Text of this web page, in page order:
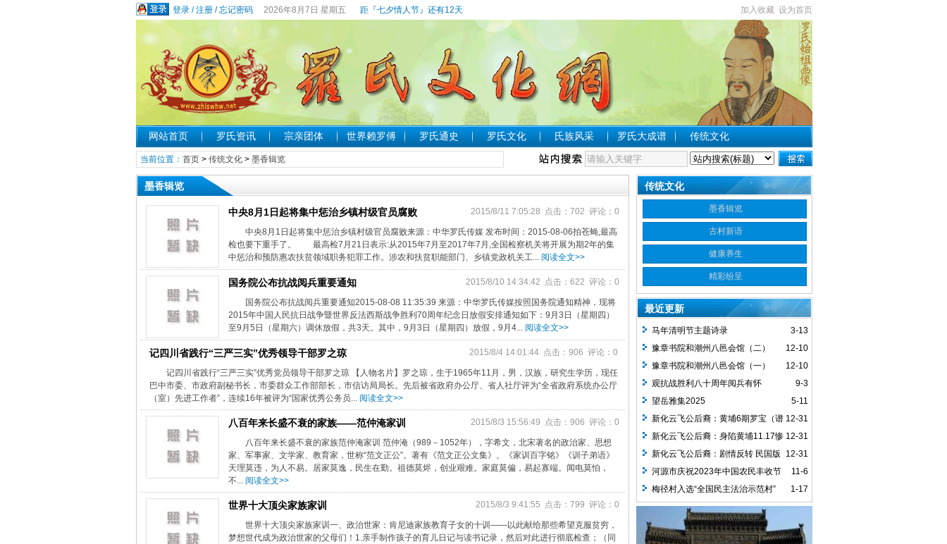
登录/注册/忘记密码 2026年8月7日 星期五 距『七夕情人节』还有12天 加入收藏 设为首页
网站首页 罗氏资讯 宗亲团体 世界赖罗傅 罗氏通史 罗氏文化 氏族风采 罗氏大成谱 传统文化
当前位置： 首页> 传统文化> 墨香辑览
墨香辑览
2015/8/11 7:05:28 点击：702 评论：0
中央8月1日起将集中惩治乡镇村级官员腐败
中央8月1日起将集中惩治乡镇村级官员腐败来源：中华罗氏传媒 发布时间：2015-08-06拍苍蝇,最高
检也要下重手了。 最高检7月21日表示:从2015年7月至2017年7月,全国检察机关将开展为期2年的集
中惩治和预防惠农扶贫领域职务犯罪工作。涉农和扶贫职能部门、乡镇党政机关工... 阅读全文>>
2015/8/10 14:34:42 点击：622 评论：0
国务院公布抗战阅兵重要通知
国务院公布抗战阅兵重要通知2015-08-08 11:35:39 来源：中华罗氏传媒按照国务院通知精神，现将
2015年中国人民抗日战争暨世界反法西斯战争胜利70周年纪念日放假安排通知如下：9月3日（星期四）
至9月5日（星期六）调休放假，共3天。其中，9月3日（星期四）放假，9月4... 阅读全文>>
2015/8/4 14:01:44 点击：906 评论：0
记四川省践行“三严三实”优秀领导干部罗之琼
记四川省践行“三严三实”优秀党员领导干部罗之琼 【人物名片】罗之琼，生于1965年11月，男，汉族，研究生学历，现任
巴中市委、市政府副秘书长，市委群众工作部部长，市信访局局长。先后被省政府办公厅、省人社厅评为“全省政府系统办公厅
（室）先进工作者”，连续16年被评为“国家优秀公务员... 阅读全文>>
2015/8/3 15:56:49 点击：906 评论：0
八百年来长盛不衰的家族——范仲淹家训
八百年来长盛不衰的家族范仲淹家训 范仲淹（989－1052年），字希文，北宋著名的政治家、思想
家、军事家、文学家、教育家，世称“范文正公”。著有《范文正公文集》。《家训百字铭》《训子弟语》
天理莫违，为人不易。居家莫逸，民生在勤。祖德莫烬，创业艰难。家庭莫偏，易起寡端。闻电莫怕，
不... 阅读全文>>
2015/8/3 9:41:55 点击：799 评论：0
世界十大顶尖家族家训
世界十大顶尖家族家训一、政治世家：肯尼迪家族教育子女的十训——以此献给那些希望克服贫穷，
梦想世代成为政治世家的父母们！1.亲手制作孩子的育儿日记与读书记录，然后对此进行彻底检查；（同
传统文化
墨香辑览
古村新语
健康养生
精彩纷呈
最近更新
3-13
马年清明节主题诗录
12-10
豫章书院和潮州八邑会馆（二）
12-10
豫章书院和潮州八邑会馆（一）
9-3
观抗战胜利八十周年阅兵有怀
5-11
望岳雅集2025
12-31
新化云飞公后裔：黄埔6期罗宝（谱
名罗教植）疑似投敌
12-31
新化云飞公后裔：身陷黄埔11.17惨
案的 罗宝/罗教植
12-31
新化云飞公后裔：剧情反转 民国版
金无怠
11-6
河源市庆祝2023年中国农民丰收节
1-17
梅径村入选“全国民主法治示范村”